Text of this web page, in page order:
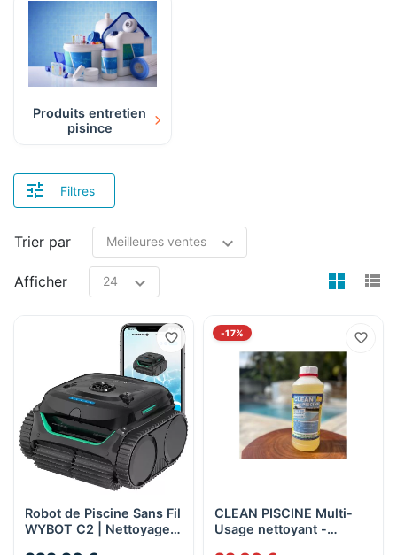
Produits entretien
pisince
Filtres
Trier par
Afficher
Robot de Piscine Sans Fil
WYBOT C2 | Nettoyage
-17%
CLEAN PISCINE Multi-
Usage nettoyant -